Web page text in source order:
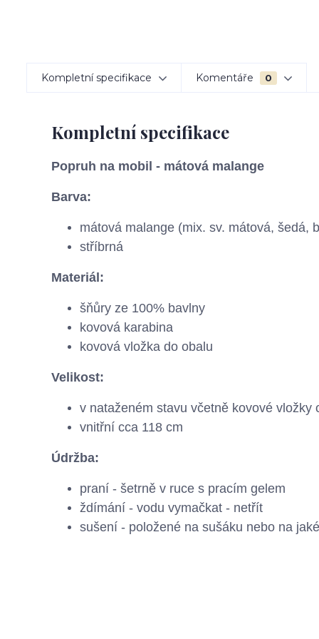
Kompletní specifikace Komentáře 0
Kompletní specifikace
Popruh na mobil - mátová malange
Barva:
mátová malange (mix. sv. mátová, šedá,
stříbrná
Materiál:
šňůry ze 100% bavlny
kovová karabina
kovová vložka do obalu
Velikost:
v nataženém stavu včetně kovové vložky
vnitřní cca 118 cm
Údržba:
praní - šetrně v ruce s pracím gelem
ždímání - vodu vymačkat - netřít
sušení - položené na sušáku nebo na